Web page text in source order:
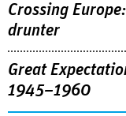
Crossing
drunter
Great
1945–1960